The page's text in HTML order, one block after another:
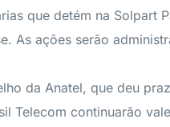
que detém na
As ações serão
da Anatel, que deu
Telecom continuarão